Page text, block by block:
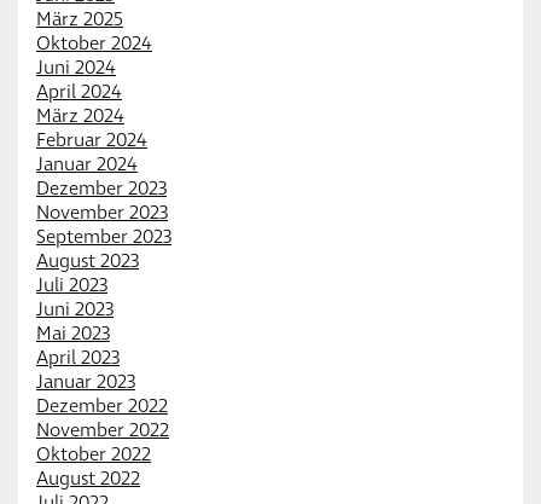
März 2025
Oktober 2024
Juni 2024
April 2024
März 2024
Februar 2024
Januar 2024
Dezember 2023
November 2023
September 2023
August 2023
Juli 2023
Juni 2023
Mai 2023
April 2023
Januar 2023
Dezember 2022
November 2022
Oktober 2022
August 2022